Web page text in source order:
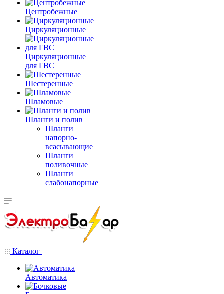
Центробежные
Циркуляционные
Циркуляционные
для ГВС
Шестеренные
Шламовые
Шланги и полив
Шланги
напорно-
всасывающие
Шланги
поливочные
Шланги
слабонапорные
Каталог
Автоматика